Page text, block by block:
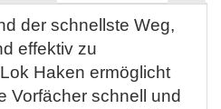
der schnellste Weg,
effektiv zu
Haken ermöglicht
Vorfächer schnell und